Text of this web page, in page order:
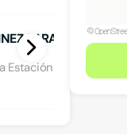
SARALEGUI
Estación 13, 26500,